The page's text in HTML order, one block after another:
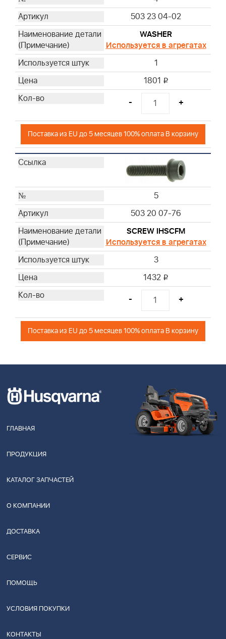
503 23 04-02
WASHER
Используется в агрегатах
1
1801 i
- +
Поставка из EU до 5 месяцев 100% оплата В корзину
5
503 20 07-76
SCREW IHSCFM
Используется в агрегатах
3
1432 i
- +
Поставка из EU до 5 месяцев 100% оплата В корзину
ГЛАВНАЯ
ПРОДУКЦИЯ
КАТАЛОГ ЗАПЧАСТЕЙ
О КОМПАНИИ
ДОСТАВКА
СЕРВИС
ПОМОЩЬ
УСЛОВИЯ ПОКУПКИ
КОНТАКТЫ